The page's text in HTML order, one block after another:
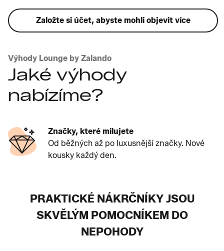
Založte si účet, abyste mohli objevit více
Výhody Lounge by Zalando
Jaké výhody
nabízíme?
Značky, které milujete
Od běžných až po luxusnější značky. Nové
kousky každý den.
PRAKTICKÉ NÁKRČNÍKY JSOU
SKVĚLÝM POMOCNÍKEM DO
NEPOHODY